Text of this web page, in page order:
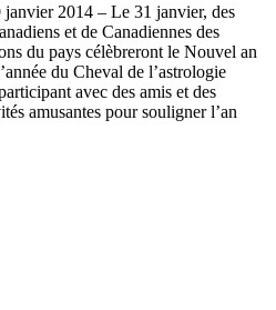
janvier2014 – Le 31 janvier, des
et de Canadiennes des
du pays célèbreront le Nouvel an
du Cheval de l’astrologie
avec des amis et des
amusantes poursouligner l’an